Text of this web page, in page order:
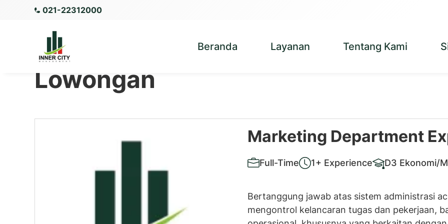
021-22312000
Beranda Layanan Tentang Kami
Lowongan
Marketing Department
Full-Time 1+ Experience D3 Ekonomi/
Bertanggung jawab atas sistem administrasi
mengontrol kelancaran tugas dan pekerjaan,